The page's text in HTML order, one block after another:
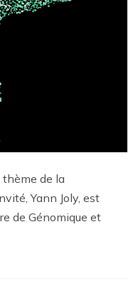
thème de la
Yann Joly, est
de Génomique et